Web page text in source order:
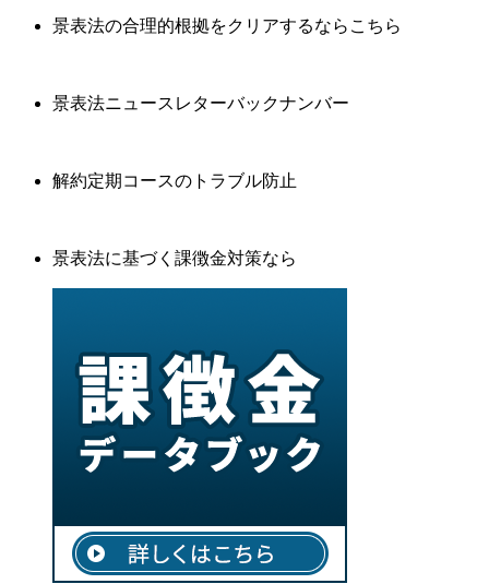
景表法の合理的根拠をクリアするならこちら
景表法ニュースレターバックナンバー
解約定期コースのトラブル防止
景表法に基づく課徴金対策なら